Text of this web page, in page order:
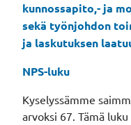
kunnossapito,- ja
sekä työnjohdon
ja laskutuksen
NPS-luku
Kyselyssämme
arvoksi 67. Tämä